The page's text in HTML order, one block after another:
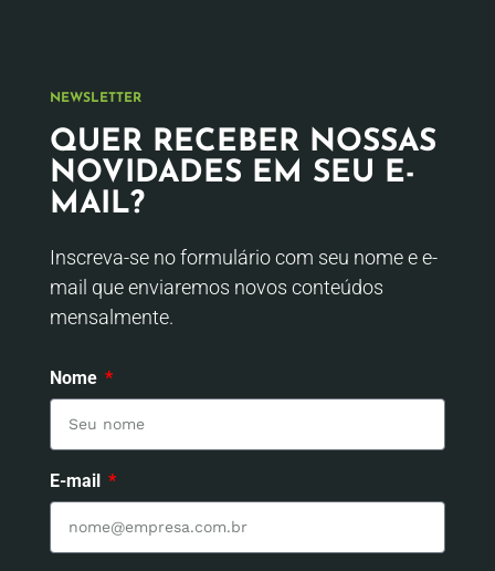
NEWSLETTER
QUER RECEBER NOSSAS
NOVIDADES EM SEU E-
MAIL?
Inscreva-se no formulário com seu nome e e-
mail que enviaremos novos conteúdos
mensalmente.
Nome
E-mail